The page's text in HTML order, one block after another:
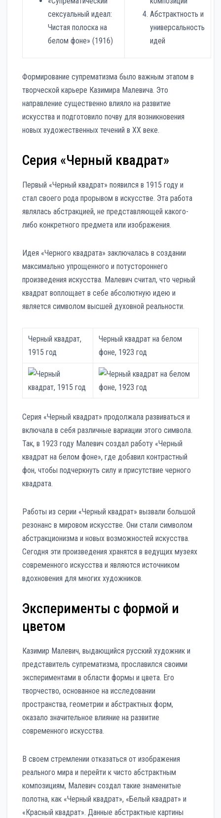
сексуальный идеал:
Чистая полоска на
белом фоне» (1916)
Абстрактность и
универсальность
идей
Формирование супрематизма было важным этапом в
творческой карьере Казимира Малевича. Это
направление существенно влияло на развитие
искусства и подготовило почву для возникновения
новых художественных течений в XX веке.
Серия «Черный квадрат»
Первый «Черный квадрат» появился в 1915 году и
стал своего рода прорывом в искусстве. Эта работа
являлась абстракцией, не представляющей какого-
либо конкретного предмета или изображения.
Идея «Черного квадрата» заключалась в создании
максимально упрощенного и потустороннего
произведения искусства. Малевич считал, что черный
квадрат воплощает в себе абсолютную идею и
является символом высшей духовной реальности.
Черный квадрат,
1915 год
Черный квадрат на белом
фоне, 1923 год
Серия «Черный квадрат» продолжала развиваться и
включала в себя различные вариации этого символа.
Так, в 1923 году Малевич создал работу «Черный
квадрат на белом фоне», где добавил контрастный
фон, чтобы подчеркнуть силу и присутствие черного
квадрата.
Работы из серии «Черный квадрат» вызвали большой
резонанс в мировом искусстве. Они стали символом
абстракционизма и новых возможностей искусства.
Сегодня эти произведения хранятся в ведущих музеях
современного искусства и являются источником
вдохновения для многих художников.
Эксперименты с формой и
цветом
Казимир Малевич, выдающийся русский художник и
представитель супрематизма, прославился своими
экспериментами в области формы и цвета. Его
творчество, основанное на исследовании
пространства, геометрии и абстрактных форм,
оказало значительное влияние на развитие
современного искусства.
В своем стремлении отказаться от изображения
реального мира и перейти к чисто абстрактным
композициям, Малевич создал такие знаменитые
полотна, как «Черный квадрат», «Белый квадрат» и
«Красный квадрат». Данные абстрактные картины